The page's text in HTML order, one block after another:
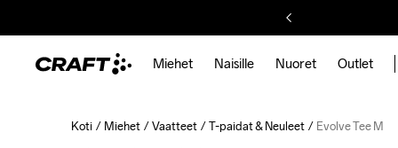
Miehet Naisille Nuoret Outlet
Koti Miehet Vaatteet T-paidat & Neuleet Evolve Tee M